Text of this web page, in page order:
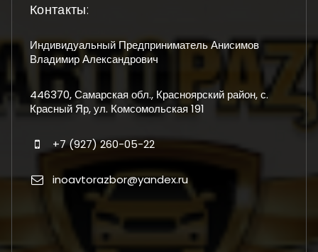
Контакты:
Индивидуальный Предприниматель Анисимов
Владимир Александрович
446370, Самарская обл., Красноярский район, с.
Красный Яр, ул. Комсомольская 191
+7 (927) 260-05-22
inoavtorazbor@yandex.ru